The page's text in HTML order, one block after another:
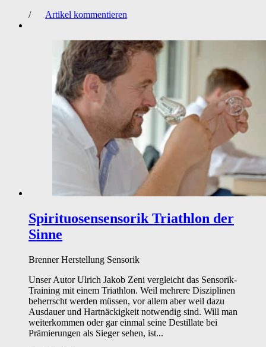
/
Artikel kommentieren
Spirituosensensorik Triathlon der
Sinne
Brenner Herstellung Sensorik
Unser Autor Ulrich Jakob Zeni vergleicht das Sensorik-
Training mit einem Triathlon. Weil mehrere Disziplinen
beherrscht werden müssen, vor allem aber weil dazu
Ausdauer und Hartnäckigkeit notwendig sind. Will man
weiterkommen oder gar einmal seine Destillate bei
Prämierungen als Sieger sehen, ist...